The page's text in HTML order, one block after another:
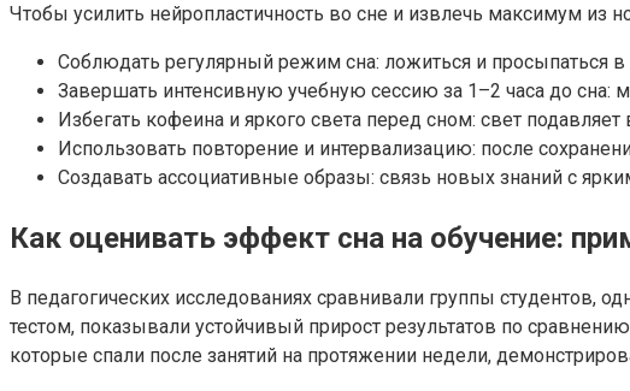
Чтобы усилить нейропластичность во сне и извлечь максимум из
Соблюдать регулярный режим сна: ложиться и просыпаться
Завершать интенсивную учебную сессию за 1–2 часа до сна:
Избегать кофеина и яркого света перед сном: свет
Использовать повторение и интервализацию: после
Создавать ассоциативные образы: связь новых знаний с
Как оценивать эффект сна на обучение:
В педагогических исследованиях сравнивали группы студентов,
тестом, показывали устойчивый прирост результатов по
которые спали после занятий на протяжении недели,